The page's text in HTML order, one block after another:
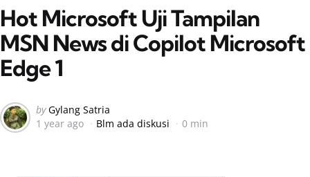
Hot Microsoft Uji Tampilan
MSN News di Copilot Microsoft
Edge 1
Posted
by
by Gylang Satria
1 year ago
Blm ada diskusi 0 min